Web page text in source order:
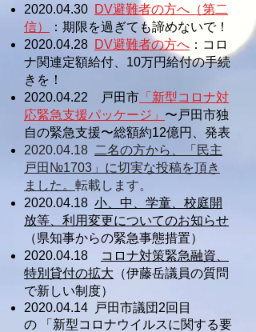
2020.04.30 DV避難者の方へ（第二
信）
：期限を過ぎても諦めないで！
2020.04.28 DV避難者の方へ ：コロ
ナ関連定額給付、10万円給付の手続
きを！
2020.04.22
戸田市 「新型コロナ対
応緊急支援パッケージ」 〜戸田市独
自の緊急支援〜総額約12億円、発表
2020.04.18 二名の方から、「民主
戸田№1703」に切実な投稿を頂き
ました。 転載します。
2020.04.18 小、中、学童、校庭開
放等、利用変更についてのお知らせ
（県知事からの緊急事態措置）
2020.04.18
コロナ対策緊急融資、
特別貸付の拡大 （伊藤岳議員の質問
で新しい制度）
2020.04.14 戸田市議団2回目
の 「新型コロナウイルスに関する要